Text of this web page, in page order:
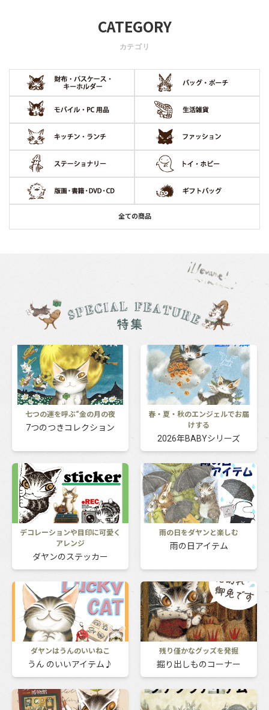
CATEGORY
カテゴリ
全ての商品
七つの運を呼ぶ“金の月の夜
7つのつきコレクション
春・夏・秋のエンジェルでお届
けする
2026年BABYシリーズ
デコレーションや目印に可愛く
アレンジ
ダヤンのステッカー
雨の日をダヤンと楽しむ
雨の日アイテム
ダヤンはうんのいいねこ
うん のいいアイテム♪
残り僅かなグッズを発掘
掘り出しものコーナー